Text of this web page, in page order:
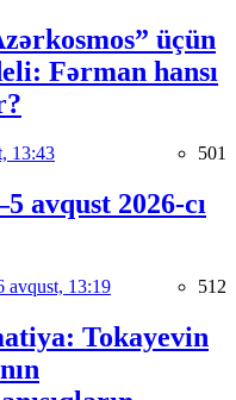
üçün
Fərman hansı
13:43 501
avqust 2026-cı
avqust, 13:19 512
Tokayevin